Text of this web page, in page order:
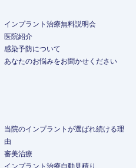
インプラント治療無料説明会
医院紹介
感染予防について
あなたのお悩みをお聞かせください
当院のインプラントが選ばれ続ける理
由
審美治療
インプラント治療自動見積り